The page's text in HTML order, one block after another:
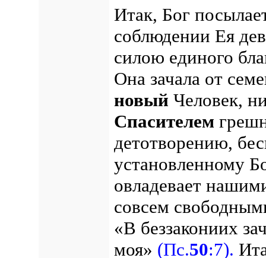
Итак, Бог
соблюдении Ея
силою единого
Она зачала от
новый Человек,
Спасителем
детотворению,
установленному
овладевает
совсем
«В беззакониих
моя» (Пс.50:7).